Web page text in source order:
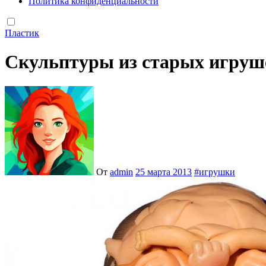
Пластик
Скульптуры из старых
От admin 25 марта 2013 #игрушки